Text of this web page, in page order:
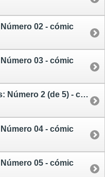
02 - cómic
03 - cómic
Princesa Leia / Star Wars: Número 2 (de 5) - cómic
04 - cómic
05 - cómic